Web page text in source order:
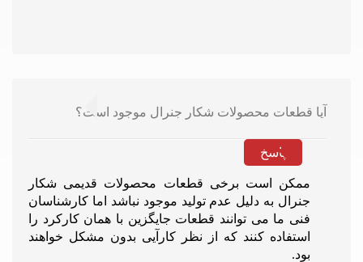
آیا قطعات محصولات شکار جنرال موجود است؟
پاسخ
ممکن است برخی قطعات محصولات قدیمی شکار
جنرال به دلیل عدم تولید موجود نباشد اما کارشناسان
فنی ما می توانند قطعات جایگزین با همان کارکرد را
استفاده کنند که از نظر کارآیی بدون مشکل خواهند
بود.